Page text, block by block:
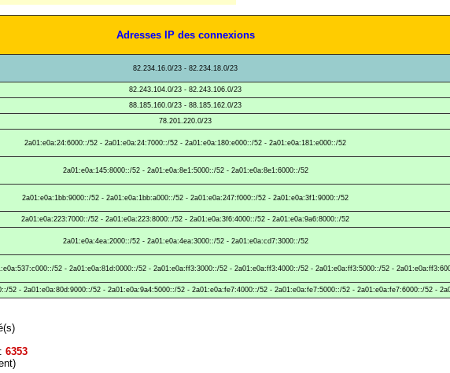
Adresses IP des connexions
82.234.16.0/23 - 82.234.18.0/23
82.243.104.0/23 - 82.243.106.0/23
88.185.160.0/23 - 88.185.162.0/23
78.201.220.0/23
2a01:e0a:24:6000::/52 - 2a01:e0a:24:7000::/52 - 2a01:e0a:180:e000::/52 - 2a01:e0a:181:e000::/52
2a01:e0a:145:8000::/52 - 2a01:e0a:8e1:5000::/52 - 2a01:e0a:8e1:6000::/52
2a01:e0a:1bb:9000::/52 - 2a01:e0a:1bb:a000::/52 - 2a01:e0a:247:f000::/52 - 2a01:e0a:3f1:9000::/52
2a01:e0a:223:7000::/52 - 2a01:e0a:223:8000::/52 - 2a01:e0a:3f6:4000::/52 - 2a01:e0a:9a6:8000::/52
2a01:e0a:4ea:2000::/52 - 2a01:e0a:4ea:3000::/52 - 2a01:e0a:cd7:3000::/52
52 - 2a01:e0a:81d:0000::/52 - 2a01:e0a:ff3:3000::/52 - 2a01:e0a:ff3:4000::/52 - 2a01:e0a:ff3:5000::/52 -
52 - 2a01:e0a:80d:9000::/52 - 2a01:e0a:9a4:5000::/52 - 2a01:e0a:fe7:4000::/52 - 2a01:e0a:fe7:5000::/52 - 2a01:e0a:fe7:6000::/52 -
: 6353